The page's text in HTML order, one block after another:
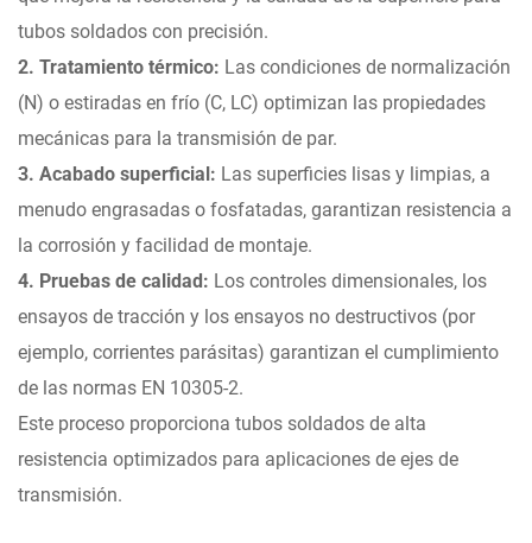
tubos soldados con precisión.
2. Tratamiento térmico: Las condiciones de normalización
(N) o estiradas en frío (C, LC) optimizan las propiedades
mecánicas para la transmisión de par.
3. Acabado superficial: Las superficies lisas y limpias, a
menudo engrasadas o fosfatadas, garantizan resistencia a
la corrosión y facilidad de montaje.
4. Pruebas de calidad: Los controles dimensionales, los
ensayos de tracción y los ensayos no destructivos (por
ejemplo, corrientes parásitas) garantizan el cumplimiento
de las normas EN 10305-2.
Este proceso proporciona tubos soldados de alta
resistencia optimizados para aplicaciones de ejes de
transmisión.